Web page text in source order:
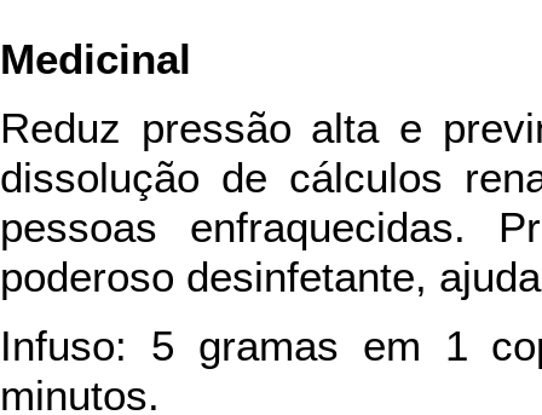
Medicinal
Reduz pressão alta e
dissolução de cálculos
pessoas enfraquecidas.
poderoso desinfetante,
Infuso: 5 gramas em 1
minutos.